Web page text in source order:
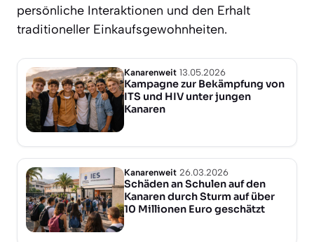
persönliche Interaktionen und den Erhalt
traditioneller Einkaufsgewohnheiten.
Kanarenweit 13.05.2026
Kampagne zur Bekämpfung von
ITS und HIV unter jungen
Kanaren
Kanarenweit 26.03.2026
Schäden an Schulen auf den
Kanaren durch Sturm auf über
10 Millionen Euro geschätzt